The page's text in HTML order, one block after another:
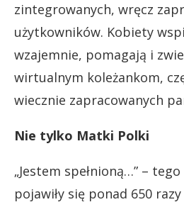
zintegrowanych, wręcz
użytkowników. Kobiety
wzajemnie, pomagają i
wirtualnym koleżankom,
wiecznie zapracowanych
Nie tylko Matki Polki
„Jestem spełnioną…” –
pojawiły się ponad 650